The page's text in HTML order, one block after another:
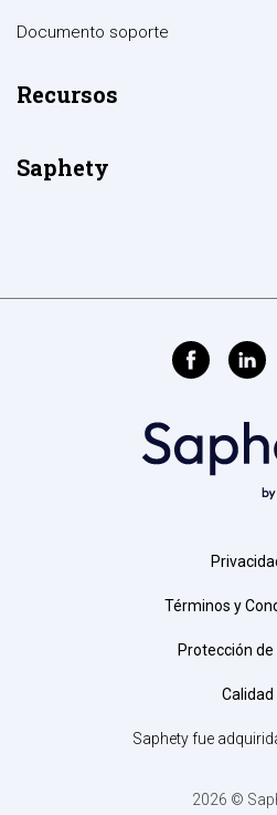
Documento soporte
Recursos
Saphety
Términos y
Protección
Calidad
Saphety fue
2026 ©